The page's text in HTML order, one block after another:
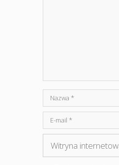
Nazwa
mail
Witryna
internetowa